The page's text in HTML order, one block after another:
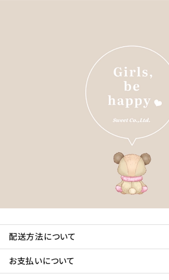
配送方法について
お支払いについて